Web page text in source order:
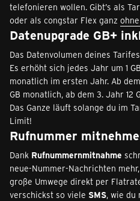
telefonieren wollen. Gibt’s als
oder als congstar Flex ganz
Datenupgrade GB+
Das Datenvolumen deines
Es erhöht sich jedes Jahr um 1
monatlich im ersten Jahr. Ab
GB monatlich, ab dem 3. Jahr 12
Das Ganze läuft solange du im
Limit!
Rufnummer
Dank Rufnummernmitnahme
neue-Nummer-Nachrichten
große Umwege direkt per
verschickst so viele SMS, wie du